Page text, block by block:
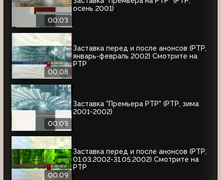
00:03
осень 2001)
00:08
Заставка перед и после анонсов (РТР,
январь-февраль 2002) Смотрите на
РТР
00:03
Заставка "Премьера РТР" (РТР, зима
2001-2002)
00:09
Заставка перед и после анонсов (РТР,
01.03.2002-31.05.2002) Смотрите на
РТР